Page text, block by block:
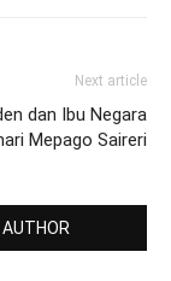
Next article
dan Ibu Negara
Mepago Saireri